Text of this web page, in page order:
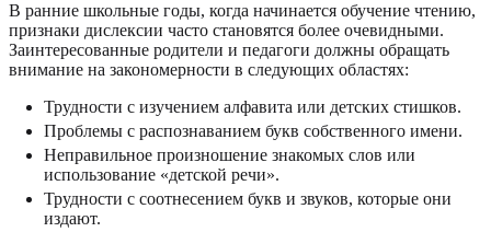
В ранние школьные годы, когда начинается обучение чтению,
признаки дислексии часто становятся более очевидными.
Заинтересованные родители и педагоги должны обращать
внимание на закономерности в следующих областях:
Трудности с изучением алфавита или детских стишков.
Проблемы с распознаванием букв собственного имени.
Неправильное произношение знакомых слов или
использование «детской речи».
Трудности с соотнесением букв и звуков, которые они
издают.